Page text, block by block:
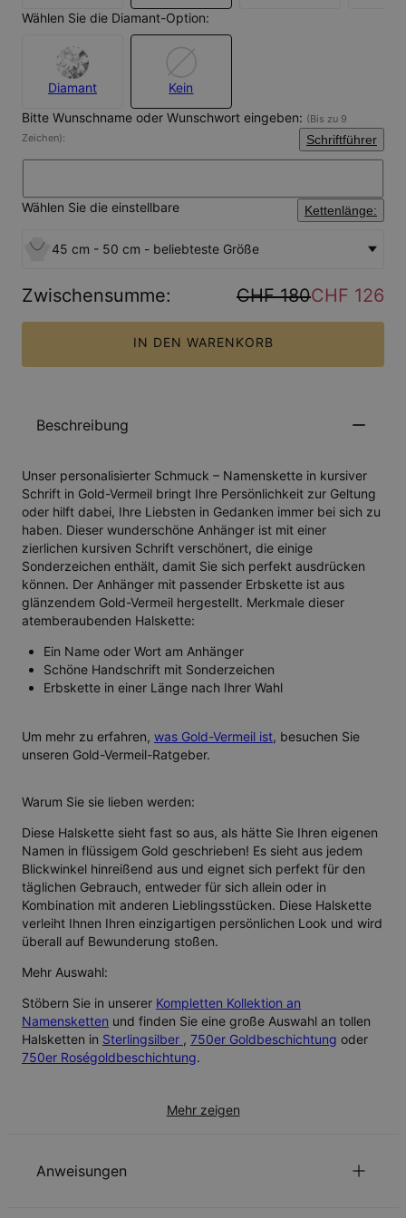
Wählen Sie die Diamant-Option:
Diamant
Kein
Bitte Wunschname oder Wunschwort eingeben: (Bis zu 9
Zeichen):
Schriftführer
Wählen Sie die einstellbare Kettenlänge:
45 cm - 50 cm - beliebteste Größe
Zwischensumme: CHF 180CHF 126
IN DEN WARENKORB
Beschreibung
Unser personalisierter Schmuck – Namenskette in kursiver
Schrift in Gold-Vermeil bringt Ihre Persönlichkeit zur Geltung
oder hilft dabei, Ihre Liebsten in Gedanken immer bei sich zu
haben. Dieser wunderschöne Anhänger ist mit einer
zierlichen kursiven Schrift verschönert, die einige
Sonderzeichen enthält, damit Sie sich perfekt ausdrücken
können. Der Anhänger mit passender Erbskette ist aus
glänzendem Gold-Vermeil hergestellt. Merkmale dieser
atemberaubenden Halskette:
Ein Name oder Wort am Anhänger
Schöne Handschrift mit Sonderzeichen
Erbskette in einer Länge nach Ihrer Wahl
Um mehr zu erfahren, was Gold-Vermeil ist, besuchen Sie
unseren Gold-Vermeil-Ratgeber.
Mehr zeigen
Warum Sie sie lieben werden:
Diese Halskette sieht fast so aus, als hätte Sie Ihren eigenen
Namen in flüssigem Gold geschrieben! Es sieht aus jedem
Blickwinkel hinreißend aus und eignet sich perfekt für den
täglichen Gebrauch, entweder für sich allein oder in
Kombination mit anderen Lieblingsstücken. Diese Halskette
verleiht Ihnen Ihren einzigartigen persönlichen Look und wird
überall auf Bewunderung stoßen.
Mehr Auswahl:
Stöbern Sie in unserer Kompletten Kollektion an
Namensketten und finden Sie eine große Auswahl an tollen
Halsketten in Sterlingsilber , 750er Goldbeschichtung oder
750er Roségoldbeschichtung.
Anweisungen